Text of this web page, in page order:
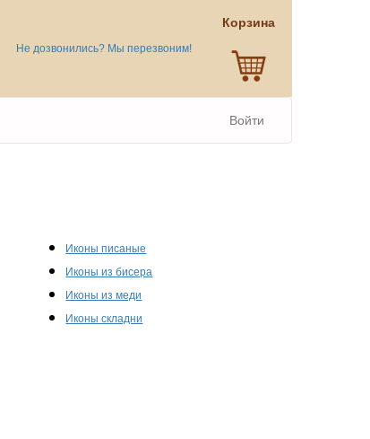
Не дозвонились? Мы перезвоним!
Корзина
Войти
Иконы писаные
Иконы из бисера
Иконы из меди
Иконы складни